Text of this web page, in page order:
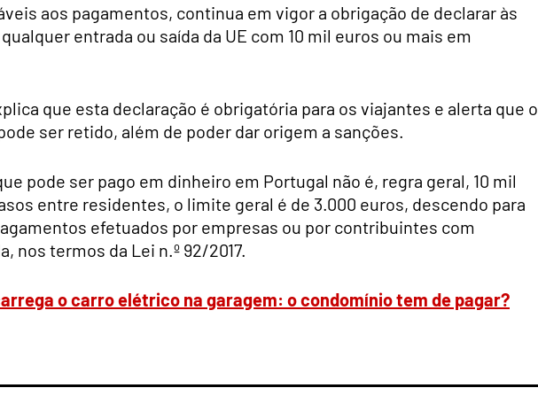
aos pagamentos, continua em vigor a obrigação de declarar às
entrada ou saída da UE com 10 mil euros ou mais em
que esta declaração é obrigatória para os viajantes e alerta que o
ser retido, além de poder dar origem a sanções.
pode ser pago em dinheiro em Portugal não é, regra geral, 10 mil
entre residentes, o limite geral é de 3.000 euros, descendo para
efetuados por empresas ou por contribuintes com
nos termos da Lei n.º 92/2017.
o carro elétrico na garagem: o condomínio tem de pagar?